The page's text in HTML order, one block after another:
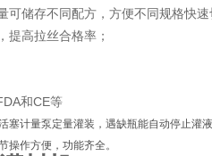
储存不同配方，方便不同规格快速
提高拉丝合格率；
和CE等
计量泵定量灌装，遇缺瓶能自动停止灌
操作方便，功能齐全。